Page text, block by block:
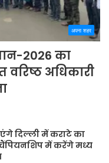
अपना शहर
2026 का
अधिकारी
दिल्ली में कराटे का
में करेंगे मध्य